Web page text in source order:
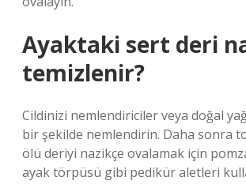
Ayaktaki sert deri
temizlenir?
Cildinizi nemlendiriciler veya doğal
bir şekilde nemlendirin. Daha sonra
ölü deriyi nazikçe ovalamak için
ayak törpüsü gibi pedikür aletleri